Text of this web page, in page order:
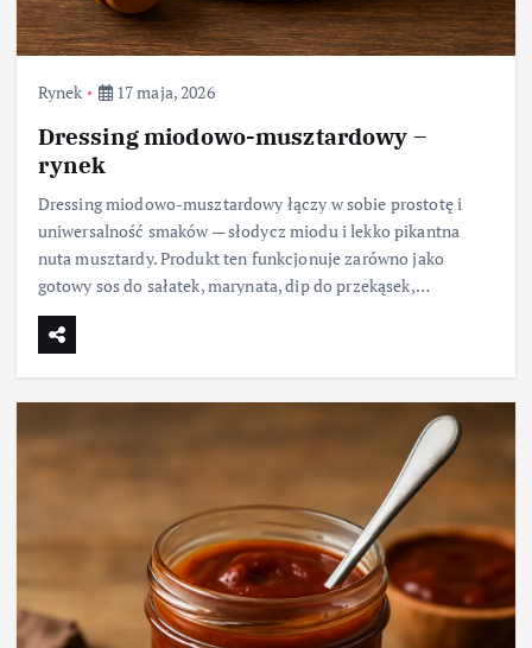
Rynek 17 maja, 2026
Dressing miodowo-musztardowy –
rynek
Dressing miodowo-musztardowy łączy w sobie prostotę i
uniwersalność smaków — słodycz miodu i lekko pikantna
nuta musztardy. Produkt ten funkcjonuje zarówno jako
gotowy sos do sałatek, marynata, dip do przekąsek,…